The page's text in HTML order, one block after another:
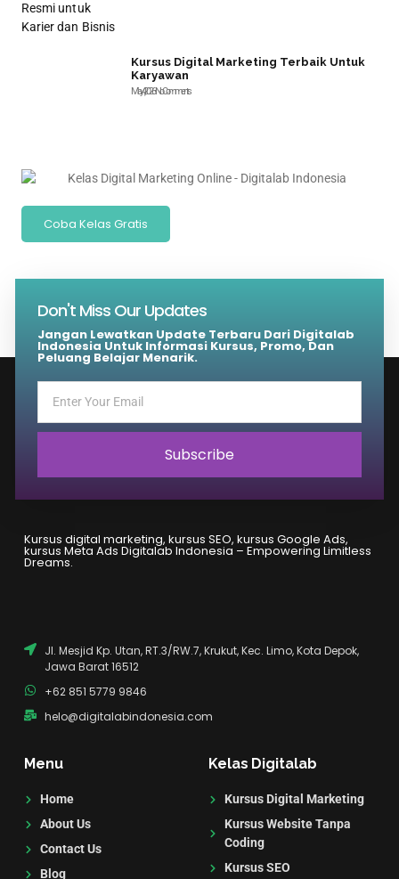
Kursus Digital Marketing Terbaik Untuk
Karyawan
May 4, 2026No Comments
Coba Kelas Gratis
Don't Miss Our Updates
Jangan Lewatkan Update Terbaru Dari Digitalab
Indonesia Untuk Informasi Kursus, Promo, Dan
Peluang Belajar Menarik.
Subscribe
Kursus digital marketing, kursus SEO, kursus Google Ads,
kursus Meta Ads Digitalab Indonesia – Empowering Limitless
Dreams.
Jl. Mesjid Kp. Utan, RT.3/RW.7, Krukut, Kec. Limo, Kota Depok,
Jawa Barat 16512
+62 851 5779 9846
helo@digitalabindonesia.com
Menu
Home
About Us
Contact Us
Blog
Kelas Digitalab
Kursus Digital Marketing
Kursus Website Tanpa
Coding
Kursus SEO